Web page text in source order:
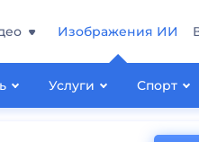
Изображения ИИ
Услуги Спорт